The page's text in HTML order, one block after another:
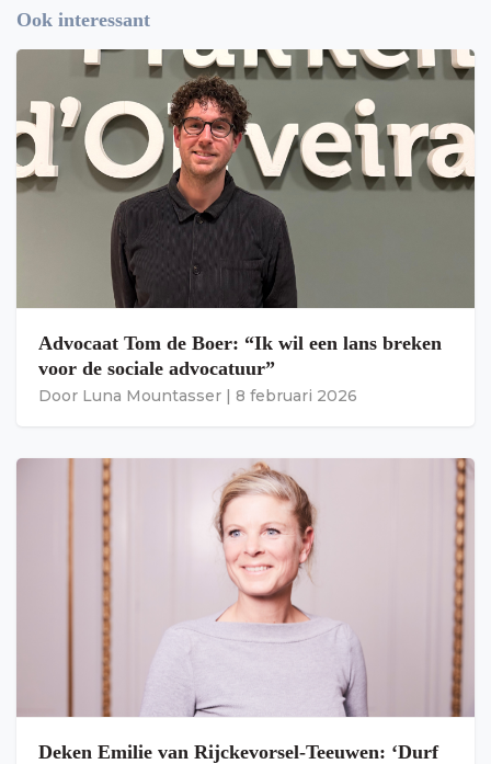
Ook interessant
Advocaat Tom de Boer: “Ik wil een lans breken
voor de sociale advocatuur”
Door Luna Mountasser | 8 februari 2026
Deken Emilie van Rijckevorsel-Teeuwen: ‘Durf